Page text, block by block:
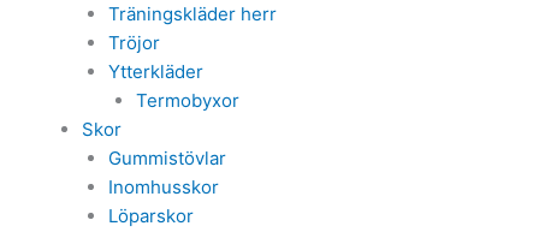
Träningskläder herr
Tröjor
Ytterkläder
Termobyxor
Skor
Gummistövlar
Inomhusskor
Löparskor